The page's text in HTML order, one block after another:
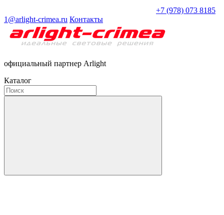
+7 (978) 073 8185
1@arlight-crimea.ru Контакты
официальный партнер Arlight
Каталог